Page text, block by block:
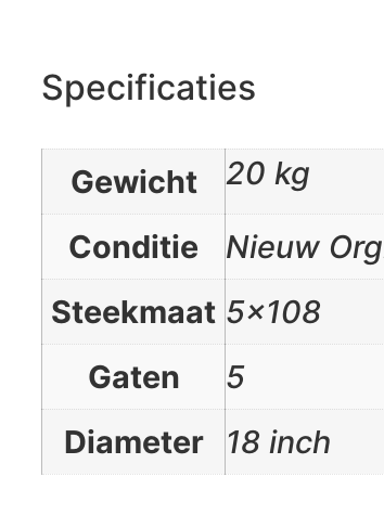
Specificaties
Gewicht
20 kg
Conditie
Nieuw
Steekmaat 5×108
Gaten
5
Diameter
18 inch